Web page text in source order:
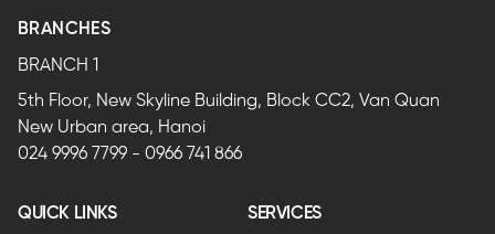
BRANCHES
BRANCH 1
5th Floor, New Skyline Building, Block CC2, Van Quan
New Urban area, Hanoi
024 9996 7799 - 0966 741 866
QUICK LINKS SERVICES